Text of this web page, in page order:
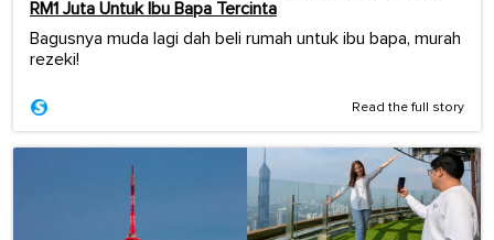
RM1 Juta Untuk Ibu Bapa Tercinta
Bagusnya muda lagi dah beli rumah untuk ibu bapa, murah
rezeki!
Read the full story